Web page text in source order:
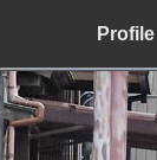
Profile